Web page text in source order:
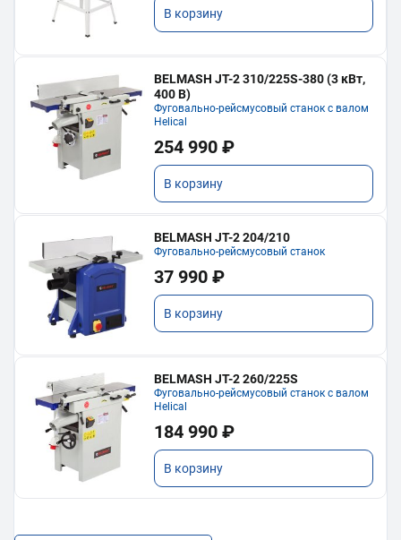
В корзину
BELMASH JT-2 310/225S-380 (3 кВт,
400 В)
Фуговально-рейсмусовый станок с валом
Helical
254 990 ₽
В корзину
BELMASH JT-2 204/210
Фуговально-рейсмусовый станок
37 990 ₽
В корзину
BELMASH JT-2 260/225S
Фуговально-рейсмусовый станок с валом
Helical
184 990 ₽
В корзину